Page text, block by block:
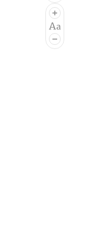
Điện ảnh
Âm nhạc